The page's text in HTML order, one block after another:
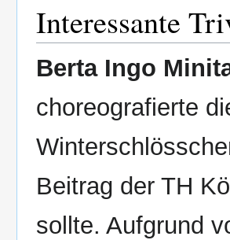
Interessante
Berta Ingo
choreografierte
Beitrag der TH
sollte. Aufgrund